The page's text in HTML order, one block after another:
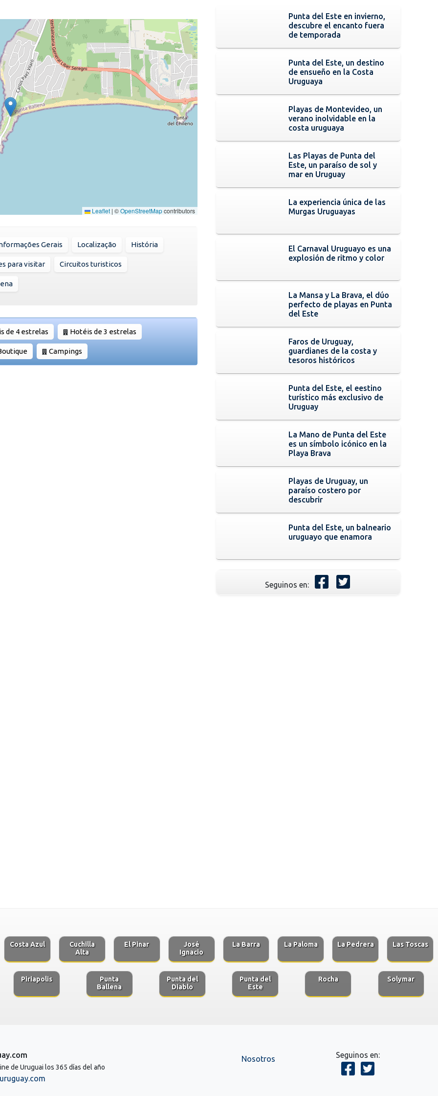
Leaflet | ©OpenStreetMapcontributors
Gerais Localização História
para visitar Circuitos turisticos
de 4 estrelas Hotéis de 3 estrelas
Campings
Punta del Este en invierno,
descubre el encanto fuera
de temporada
Punta del Este, un destino
de ensueño en la Costa
Uruguaya
Playas de Montevideo, un
verano inolvidable en la
costa uruguaya
Las Playas de Punta del
Este, un paraíso de sol y
mar en Uruguay
La experiencia única de las
Murgas Uruguayas
El Carnaval Uruguayo es una
explosión de ritmo y color
La Mansa y La Brava, el dúo
perfecto de playas en Punta
del Este
Faros de Uruguay,
guardianes de la costa y
tesoros históricos
Punta del Este, el eestino
turístico más exclusivo de
Uruguay
La Mano de Punta del Este
es un símbolo icónico en la
Playa Brava
Playas de Uruguay, un
paraíso costero por
descubrir
Punta del Este, un balneario
uruguayo que enamora
Seguinos en:
Costa Azul
Cuchilla
Alta
El Pinar
José
Ignacio
La Barra La Paloma La Pedrera Las Toscas
Piriapolis
Punta
Ballena
Punta del
Diablo
Punta del
Este
Rocha Solymar
de Uruguai los 365 días del año
Nosotros Seguinos en: